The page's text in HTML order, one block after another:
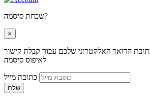
שכחת סיסמה?
×
הדואר האלקטרוני שלכם עבור קבלת קישור
לאיפוס סיסמה
שלח